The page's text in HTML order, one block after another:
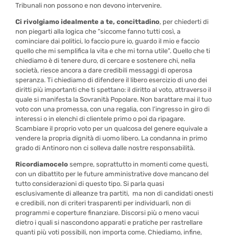
Tribunali non possono e non devono intervenire.
Ci rivolgiamo idealmente a te, concittadino, per chiederti di
non piegarti alla logica che “siccome fanno tutti così, a
cominciare dai politici, lo faccio pure io, guardo il mio e faccio
quello che mi semplifica la vita e che mi torna utile”. Quello che ti
chiediamo è di tenere duro, di cercare e sostenere chi, nella
società, riesce ancora a dare credibili messaggi di operosa
speranza. Ti chiediamo di difendere il libero esercizio di uno dei
diritti più importanti che ti spettano: il diritto al voto, attraverso il
quale si manifesta la Sovranità Popolare. Non barattare mai il tuo
voto con una promessa, con una regalia, con l’ingresso in giro di
interessi o in elenchi di clientele primo o poi da ripagare.
Scambiare il proprio voto per un qualcosa del genere equivale a
vendere la propria dignità di uomo libero. La condanna in primo
grado di Antinoro non ci solleva dalle nostre responsabilità.
Ricordiamocelo sempre, soprattutto in momenti come questi,
con un dibattito per le future amministrative dove mancano del
tutto considerazioni di questo tipo. Si parla quasi
esclusivamente di alleanze tra partiti, ma non di candidati onesti
e credibili, non di criteri trasparenti per individuarli, non di
programmi e coperture finanziare. Discorsi più o meno vacui
dietro i quali si nascondono apparati e pratiche per rastrellare
quanti più voti possibili, non importa come. Chiediamo, infine,